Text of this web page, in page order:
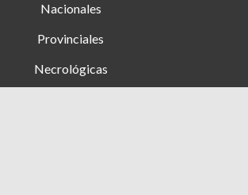
Nacionales
Provinciales
Necrológicas